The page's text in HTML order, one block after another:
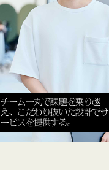
チーム一丸で課題を乗り越
え、こだわり抜いた設計でサ
ービスを提供する。